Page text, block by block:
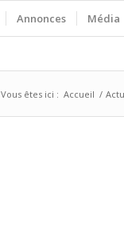
Annonces Média
Vous êtes ici : Accueil /